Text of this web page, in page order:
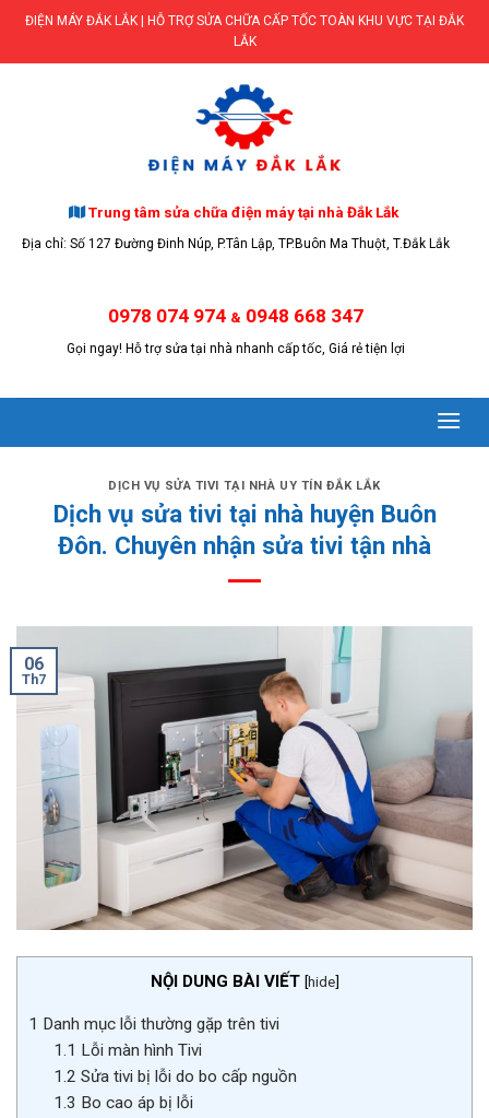
Skip
content
ĐIỆN MÁY ĐẮK LẮK | HỖ TRỢ SỬA CHỮA CẤP TỐC TOÀN KHU VỰC TẠI ĐẮK
LẮK
Trung tâm sửa chữa điện máy tại nhà Đắk Lắk
Địa chỉ: Số 127 Đường Đinh Núp, P.Tân Lập, TP.Buôn Ma Thuột, T.Đắk Lắk
0978 074 974 & 0948 668 347
Gọi ngay! Hỗ trợ sửa tại nhà nhanh cấp tốc, Giá rẻ tiện lợi
DỊCH VỤ SỬA TIVI TẠI NHÀ UY TÍN ĐẮK LẮK
Dịch vụ sửa tivi tại nhà huyện Buôn
Đôn. Chuyên nhận sửa tivi tận nhà
06
Th7
NỘI DUNG BÀI VIẾT [hide]
1 Danh mục lỗi thường gặp trên tivi
1.1 Lỗi màn hình Tivi
1.2 Sửa tivi bị lỗi do bo cấp nguồn
1.3 Bo cao áp bị lỗi